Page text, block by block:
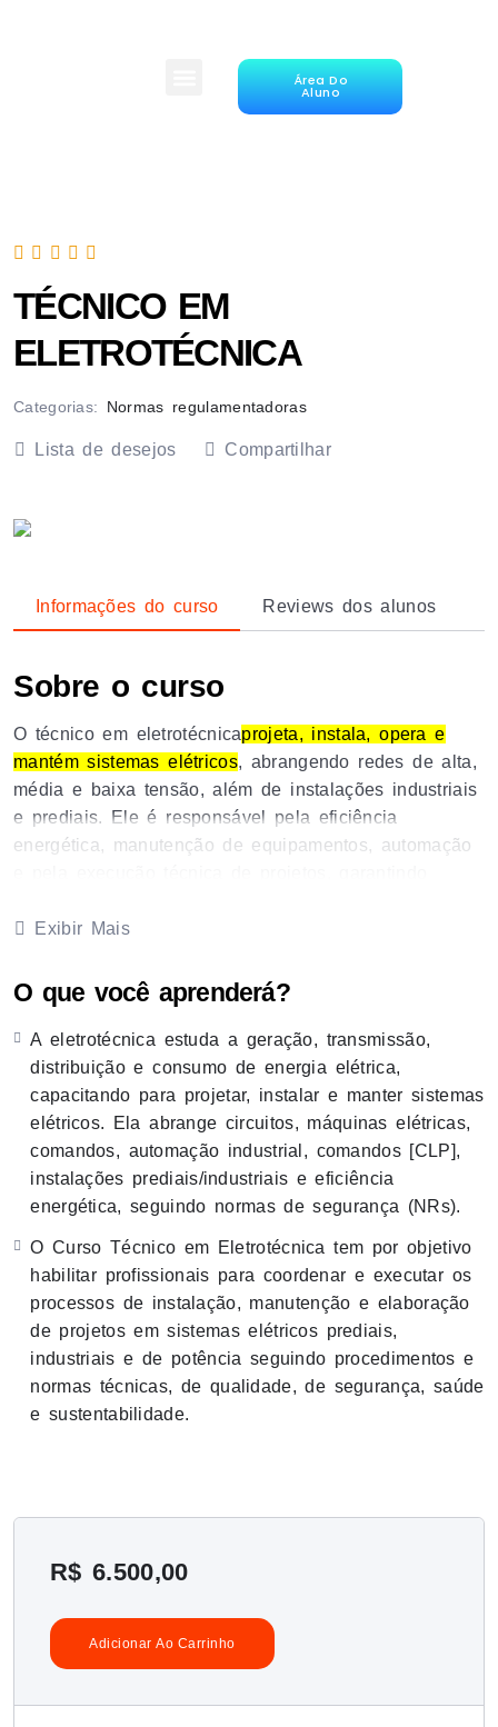
Área Do
Aluno
TÉCNICO EM
ELETROTÉCNICA
Categorias: Normas regulamentadoras
Lista de desejos Compartilhar
Informações do curso Reviews dos alunos
Sobre o curso
O técnico em eletrotécnicaprojeta, instala, opera e
mantém sistemas elétricos, abrangendo redes de alta,
média e baixa tensão, além de instalações industriais
e prediais. Ele é responsável pela eficiência
energética, manutenção de equipamentos, automação
Usinas hidrelétricas, termoelétricas, solares e
eólicas;
Indústrias metalúrgicas;
Empresas de distribuição de energia elétrica;
Empresas de água e saneamento;
Empresas de Telecomunicações;
Empresas de Construção Civil.
Exibir Mais
O que você aprenderá?
A eletrotécnica estuda a geração, transmissão,
distribuição e consumo de energia elétrica,
capacitando para projetar, instalar e manter sistemas
elétricos. Ela abrange circuitos, máquinas elétricas,
comandos, automação industrial, comandos [CLP],
instalações prediais/industriais e eficiência
energética, seguindo normas de segurança (NRs).
O Curso Técnico em Eletrotécnica tem por objetivo
habilitar profissionais para coordenar e executar os
processos de instalação, manutenção e elaboração
de projetos em sistemas elétricos prediais,
industriais e de potência seguindo procedimentos e
normas técnicas, de qualidade, de segurança, saúde
e sustentabilidade.
R$ 6.500,00
Adicionar Ao Carrinho